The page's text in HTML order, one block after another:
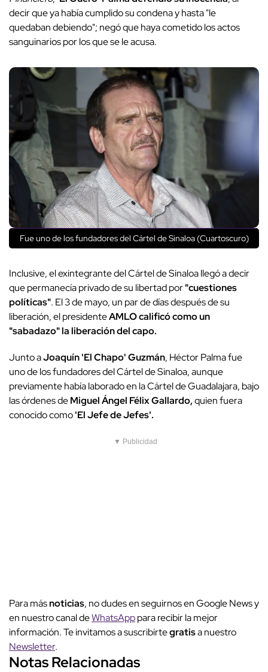
decir que ya había cumplido su condena y hasta "le
quedaban debiendo"; negó que haya cometido los actos
sanguinarios por los que se le acusa.
Fue uno de los fundadores del Cártel de Sinaloa (Cuartoscuro)
Inclusive, el exintegrante del Cártel de Sinaloa llegó a decir
que permanecía privado de su libertad por"cuestiones
políticas". El 3 de mayo, un par de días después de su
liberación, el presidenteAMLO calificó como un
"sabadazo" la liberación del capo.
Junto aJoaquín 'El Chapo' Guzmán, Héctor Palma fue
uno de los fundadores del Cártel de Sinaloa, aunque
previamente había laborado en la Cártel de Guadalajara, bajo
las órdenes deMiguel Ángel Félix Gallardo,quien fuera
conocido como'El Jefe de Jefes'.
▼ Publicidad
Para másnoticias, no dudes en seguirnos en Google News y
en nuestro canal deWhatsApppara recibir la mejor
información. Te invitamos a suscribirtegratisa nuestro
Newsletter.
Notas Relacionadas